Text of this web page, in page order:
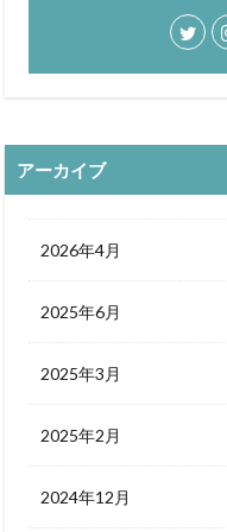
アーカイブ
2026年4月
2025年6月
2025年3月
2025年2月
2024年12月